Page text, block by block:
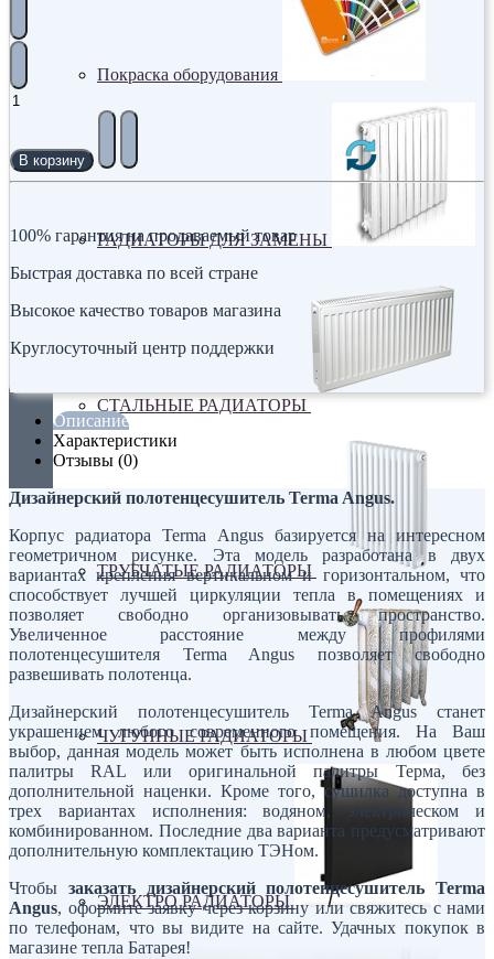
Покраска оборудования
РАДИАТОРЫ ДЛЯ ЗАМЕНЫ
СТАЛЬНЫЕ РАДИАТОРЫ
ТРУБЧАТЫЕ РАДИАТОРЫ
ЧУГУННЫЕ РАДИАТОРЫ
ЭЛЕКТРО РАДИАТОРЫ
В корзину
100% гарантия на продаваемый товар
Быстрая доставка по всей стране
Высокое качество товаров магазина
Круглосуточный центр поддержки
Описание
Характеристики
Отзывы (0)
Дизайнерский полотенцесушитель Terma Angus.
Корпус радиатора Terma Angus базируется на интересном
геометричном рисунке. Эта модель разработана в двух
вариантах крепления вертикальном и горизонтальном, что
способствует лучшей циркуляции тепла в помещениях и
позволяет свободно организовывать пространство.
Увеличенное расстояние между профилями
полотенцесушителя Terma Angus позволяет свободно
развешивать полотенца.
Дизайнерский полотенцесушитель Terma Angus станет
украшением любого современного помещения. На Ваш
выбор, данная модель может быть исполнена в любом цвете
палитры RAL или оригинальной палитры Терма, без
дополнительной наценки. Кроме того, сушилка доступна в
трех вариантах исполнения: водяном, электрическом и
комбинированном. Последние два варианта предусматривают
дополнительную комплектацию ТЭНом.
Чтобы заказать дизайнерский полотенцесушитель Terma
Angus, оформите заявку через корзину или свяжитесь с нами
по телефонам, что вы видите на сайте. Удачных покупок в
магазине тепла Батарея!